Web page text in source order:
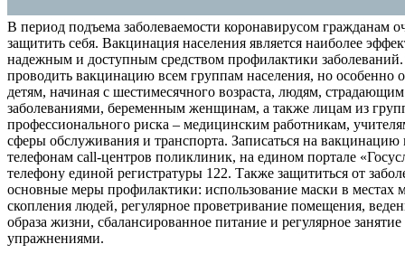
В период подъема заболеваемости коронавирусом гражданам
защитить себя. Вакцинация населения является наиболее
надежным и доступным средством профилактики заболеваний.
проводить вакцинацию всем группам населения, но особенно
детям, начиная с шестимесячного возраста, людям,
заболеваниями, беременным женщинам, а также лицам из
профессионального риска – медицинским работникам,
сферы обслуживания и транспорта. Записаться на
телефонам call-центров поликлиник, на едином портале
телефону единой регистратуры 122. Также защититься от
основные меры профилактики: использование маски в местах
скопления людей, регулярное проветривание помещения,
образа жизни, сбалансированное питание и регулярное
упражнениями.